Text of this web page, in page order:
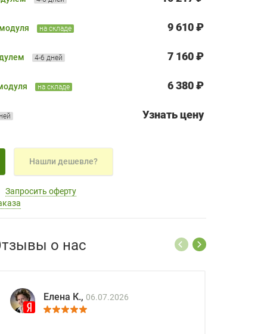
на складе 9 610 ₽
4-6 дней 7 160 ₽
на складе 6 380 ₽
Узнать цену
Нашли дешевле?
Запросить оферту
о нас
Елена К., 06.07.2026